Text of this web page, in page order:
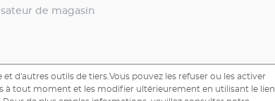
de magasin
d'autres outils de tiers.Vous pouvez les refuser ou les activer
à tout moment et les modifier ultérieurement en utilisant le lien